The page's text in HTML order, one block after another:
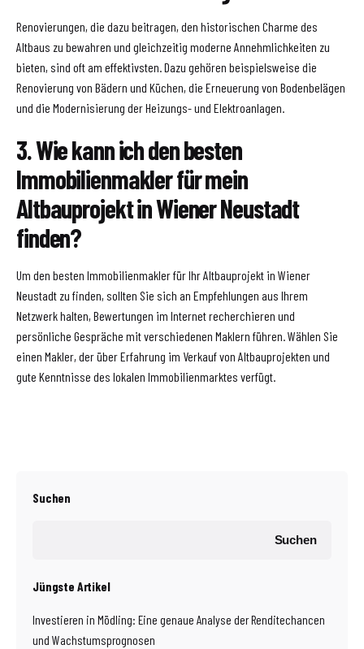
Renovierungen, die dazu beitragen, den historischen Charme des
Altbaus zu bewahren und gleichzeitig moderne Annehmlichkeiten zu
bieten, sind oft am effektivsten. Dazu gehören beispielsweise die
Renovierung von Bädern und Küchen, die Erneuerung von Bodenbelägen
und die Modernisierung der Heizungs- und Elektroanlagen.
3. Wie kann ich den besten
Immobilienmakler für mein
Altbauprojekt in Wiener Neustadt
finden?
Um den besten Immobilienmakler für Ihr Altbauprojekt in Wiener
Neustadt zu finden, sollten Sie sich an Empfehlungen aus Ihrem
Netzwerk halten, Bewertungen im Internet recherchieren und
persönliche Gespräche mit verschiedenen Maklern führen. Wählen Sie
einen Makler, der über Erfahrung im Verkauf von Altbauprojekten und
gute Kenntnisse des lokalen Immobilienmarktes verfügt.
Suchen
Suchen
Jüngste Artikel
Investieren in Mödling: Eine genaue Analyse der Renditechancen
und Wachstumsprognosen